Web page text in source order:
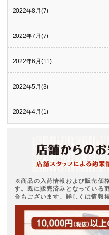
2022年8月(7)
2022年7月(7)
2022年6月(11)
2022年5月(3)
2022年4月(1)
※商品の入荷情報および販売価
す。既に販売済みとなっている
合もございます。詳しくは情報